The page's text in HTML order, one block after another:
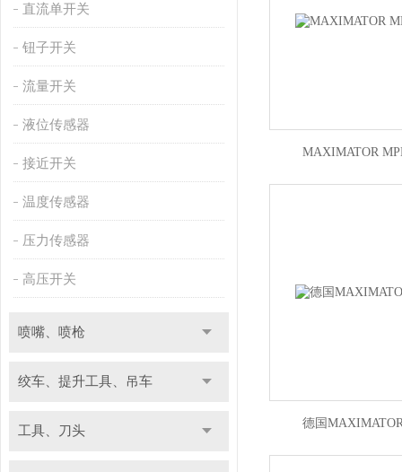
直流单开关
钮子开关
流量开关
液位传感器
接近开关
温度传感器
压力传感器
高压开关
喷嘴、喷枪
绞车、提升工具、吊车
工具、刀头
MAXIMATOR
德国